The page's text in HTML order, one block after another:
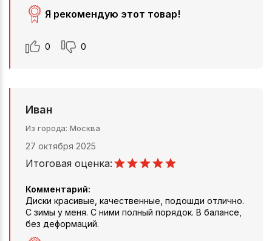
Я рекомендую этот товар!
0 0
Иван
Из города Москва
27 октября 2025
Итоговая оценка:
Комментарий:
Диски красивые, качественные, подошди отлично.
С зимы у меня. С ними полный порядок. В балансе,
без деформаций.